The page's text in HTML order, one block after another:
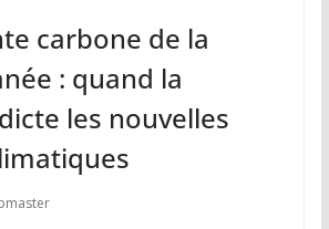
carbone de la
: quand la
les nouvelles